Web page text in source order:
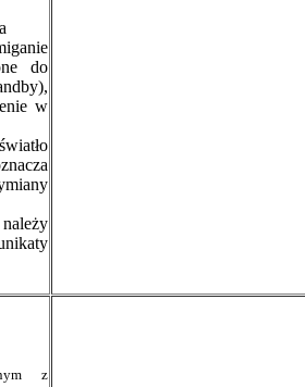
do
w
z